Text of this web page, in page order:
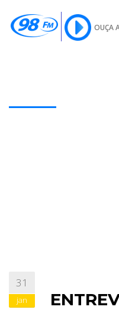
OUÇA
SOBRE
ABRANGÊNCIA
31
jan